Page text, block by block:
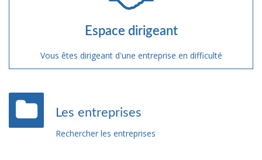
Espace dirigeant
Vous êtes dirigeant d'une entreprise en difficulté
Les entreprises
Rechercher les entreprises